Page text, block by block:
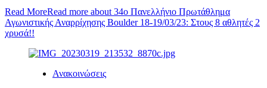
Read MoreRead more about 34ο Πανελλήνιο Πρωτάθλημα
Αγωνιστικής Αναρρίχησης Boulder 18-19/03/23: Στους 8 αθλητές 2
χρυσά!!
Ανακοινώσεις